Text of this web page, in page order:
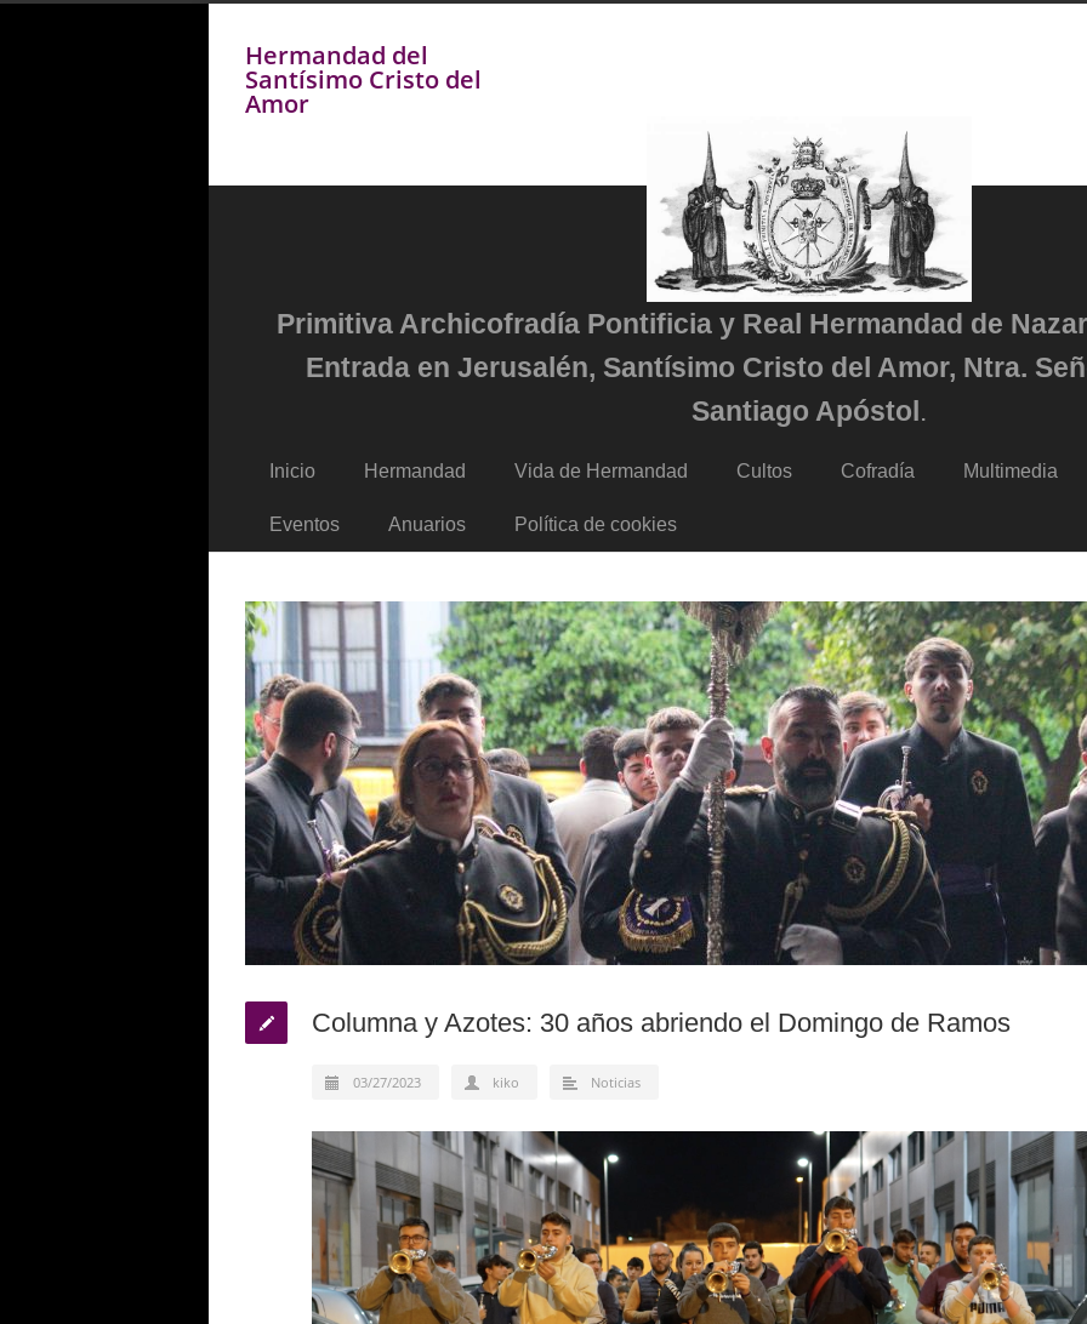
Hermandad del
Santísimo Cristo del
Amor
Primitiva Archicofradía Pontificia y Real Hermandad de
Entrada en Jerusalén, Santísimo Cristo del Amor, Ntra.
Santiago Apóstol.
Inicio Hermandad Vida de Hermandad Cultos Cofradía Multimedia
Eventos Anuarios Política de cookies
Columna y Azotes: 30 años abriendo el Domingo de Ramos
03/27/2023 kiko Noticias